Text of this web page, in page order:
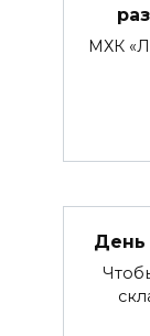
МХК
День